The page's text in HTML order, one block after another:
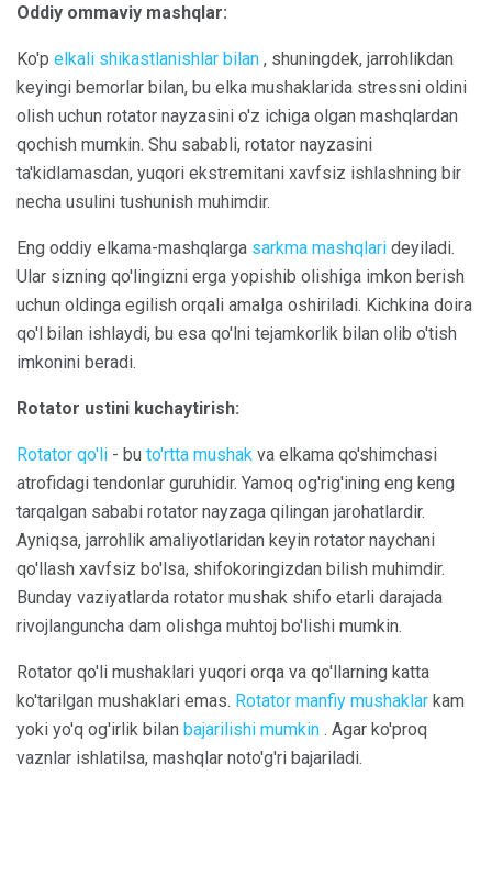
Oddiy ommaviy mashqlar:
Ko'p elkali shikastlanishlar bilan , shuningdek, jarrohlikdan
keyingi bemorlar bilan, bu elka mushaklarida stressni oldini
olish uchun rotator nayzasini o'z ichiga olgan mashqlardan
qochish mumkin. Shu sababli, rotator nayzasini
ta'kidlamasdan, yuqori ekstremitani xavfsiz ishlashning bir
necha usulini tushunish muhimdir.
Eng oddiy elkama-mashqlarga sarkma mashqlari deyiladi.
Ular sizning qo'lingizni erga yopishib olishiga imkon berish
uchun oldinga egilish orqali amalga oshiriladi. Kichkina doira
qo'l bilan ishlaydi, bu esa qo'lni tejamkorlik bilan olib o'tish
imkonini beradi.
Rotator ustini kuchaytirish:
Rotator qo'li - bu to'rtta mushak va elkama qo'shimchasi
atrofidagi tendonlar guruhidir. Yamoq og'rig'ining eng keng
tarqalgan sababi rotator nayzaga qilingan jarohatlardir.
Ayniqsa, jarrohlik amaliyotlaridan keyin rotator naychani
qo'llash xavfsiz bo'lsa, shifokoringizdan bilish muhimdir.
Bunday vaziyatlarda rotator mushak shifo etarli darajada
rivojlanguncha dam olishga muhtoj bo'lishi mumkin.
Rotator qo'li mushaklari yuqori orqa va qo'llarning katta
ko'tarilgan mushaklari emas. Rotator manfiy mushaklar kam
yoki yo'q og'irlik bilan bajarilishi mumkin . Agar ko'proq
vaznlar ishlatilsa, mashqlar noto'g'ri bajariladi.